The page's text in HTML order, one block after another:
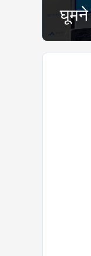
घूमने